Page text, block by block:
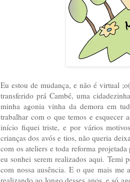
Eu estou de mudança, e não é virtual
transferido prá Cambé, uma
minha agonia vinha da demora em
trabalhar com o que temos e esquecer
início fiquei triste, e por vários
crianças dos avós e tios, não queria
com os ateliers e toda reforma
eu sonhei serem realizados aqui. Temi
com nossa ausência. E o que mais